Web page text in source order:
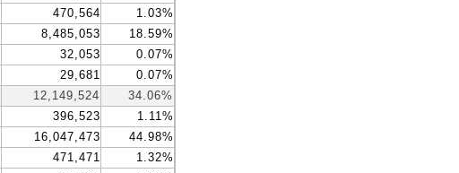
470,564
1.03%
8,485,053
18.59%
32,053
0.07%
29,681
0.07%
12,149,524
34.06%
396,523
1.11%
16,047,473
44.98%
471,471
1.32%